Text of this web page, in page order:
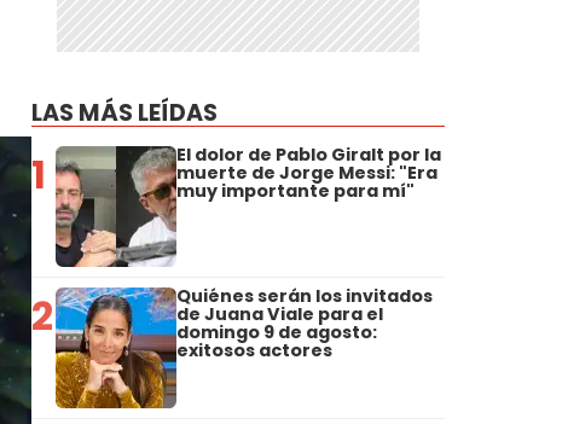
LAS MÁS LEÍDAS
1 El dolor de Pablo Giralt por la
muerte de Jorge Messi: "Era
muy importante para mí"
2 Quiénes serán los invitados
de Juana Viale para el
domingo 9 de agosto:
exitosos actores